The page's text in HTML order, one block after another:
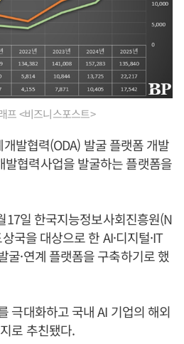
프 <비즈니스포스트>
발협력(ODA) 발굴 플랫폼 개발
협력사업을 발굴하는 플랫폼을
17일 한국지능정보사회진흥원(N
국을 대상으로 한 AI·디지털·IT
굴·연계 플랫폼을 구축하기로 했
극대화하고 국내 AI 기업의 해외
로 추친됐다.